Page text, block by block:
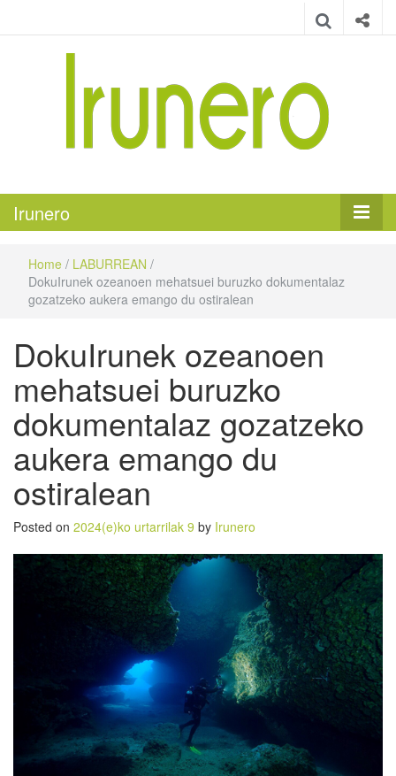
Irunero
Home / LABURREAN /
DokuIrunek ozeanoen mehatsuei buruzko dokumentalaz
gozatzeko aukera emango du ostiralean
DokuIrunek ozeanoen
mehatsuei buruzko
dokumentalaz gozatzeko
aukera emango du
ostiralean
Posted on 2024(e)ko urtarrilak 9 by Irunero